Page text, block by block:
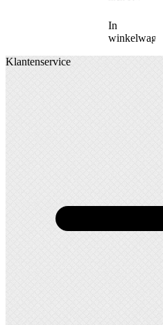
In
winkelwagen
Klantenservice